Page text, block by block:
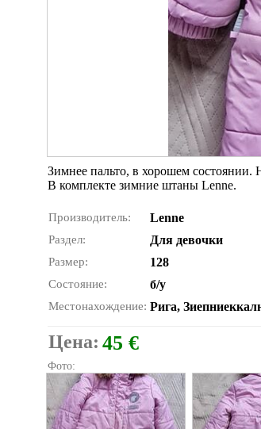
Зимнее пальто, в хорошем состоянии.
В комплекте зимние штаны Lenne.
Производитель: Lenne
Раздел: Для девочки
Размер: 128
Состояние: б/у
Местонахождение: Рига,
Цена: 45 €
Фото: